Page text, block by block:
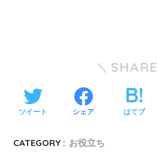
SHARE
ツイート シェア はてブ
CATEGORY : お役立ち